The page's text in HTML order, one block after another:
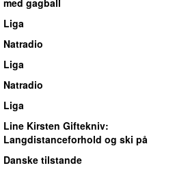
Liga
Natradio
Liga
Natradio
Liga
Line Kirsten Giftekniv:
Langdistanceforhold og ski på
Danske tilstande